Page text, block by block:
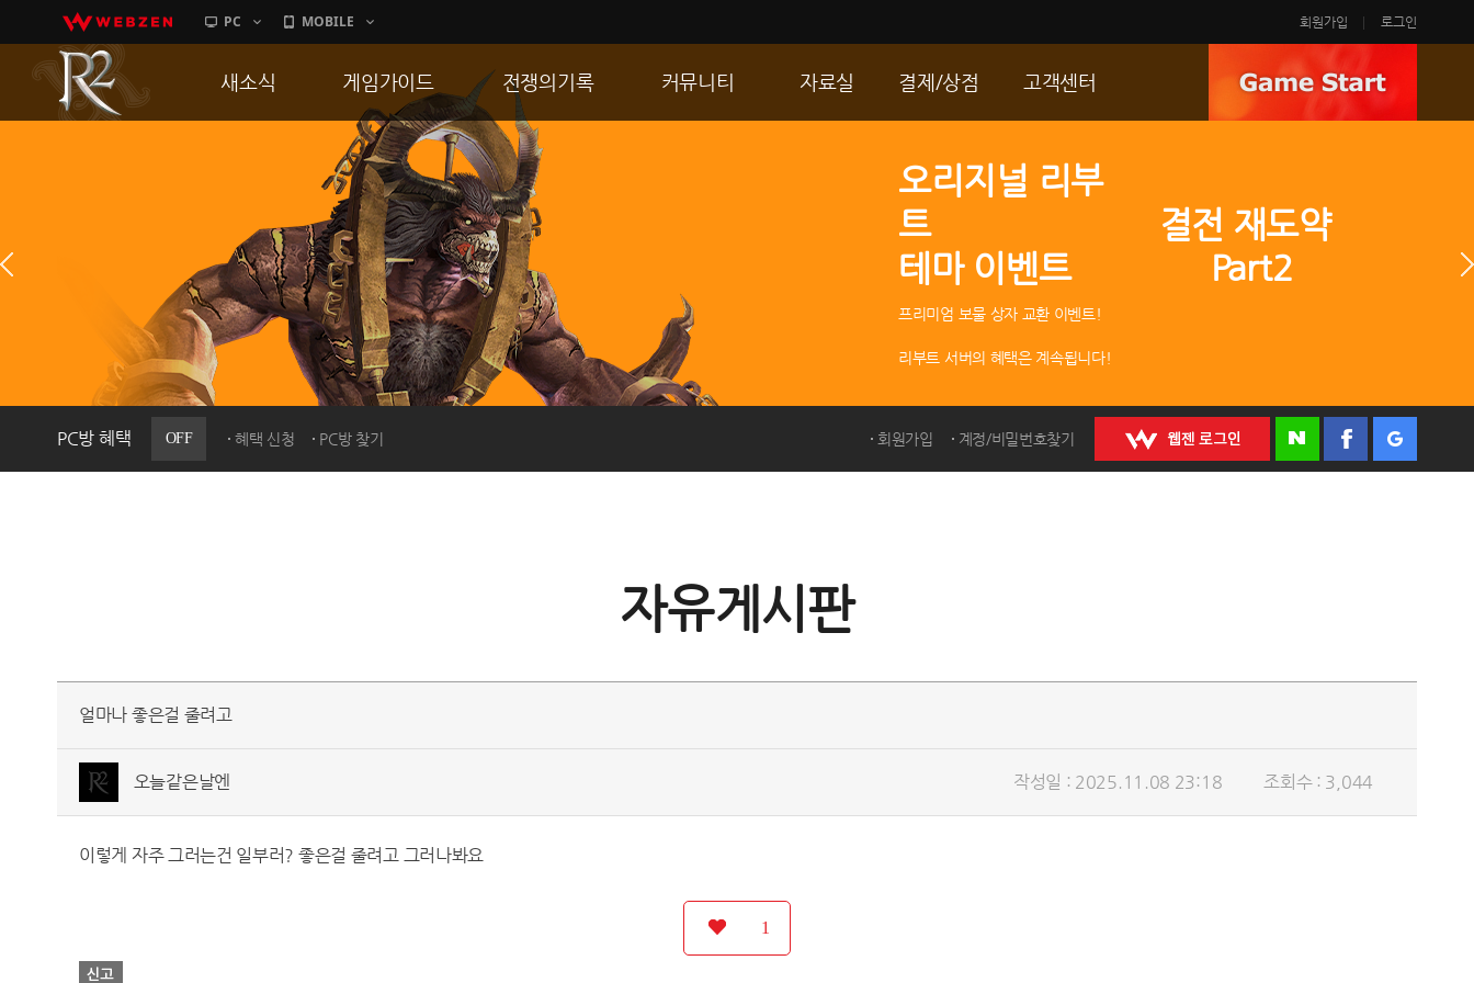
PC MOBILE 회원가입 로그인
오리지널 리부
트 결전 재도약
테마 이벤트 Part2
프리미엄 보물 상자 교환 이벤트!
리부트 서버의 혜택은 계속됩니다!
PC방 혜택 OFF 혜택 신청 PC방 찾기 회원가입 계정/비밀번호찾기
새소식
이벤트
히스토리
PC방으로간다
게임가이드
게임 특징
서버가이드
신병훈련소
세부가이드
통합보급센터
전쟁의기록
통합 길드전
공성 & 스팟
랭킹
R2Match
커뮤니티
GM노트
자료실 결제/상점
마이 Wshop
내 캐시
고객센터
문의/신고
운영정책
자유게시판
얼마나 좋은걸 줄려고
오늘같은날엔 작성일 : 2025.11.08 23:18 조회수 : 3,044
이렇게 자주 그러는건 일부러? 좋은걸 줄려고 그러나봐요
1